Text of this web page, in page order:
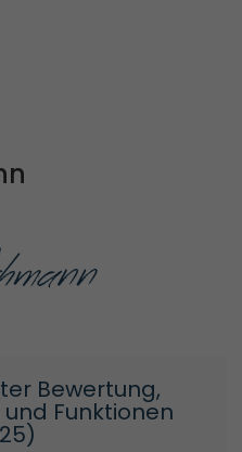
Bewertung,
Funktionen